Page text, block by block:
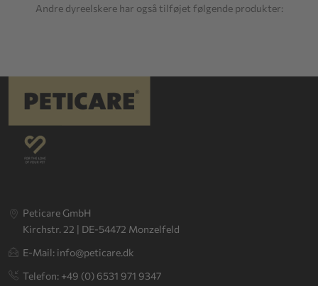
Andre dyreelskere har også tilføjet følgende produkter:
Peticare GmbH
Kirchstr. 22 | DE-54472 Monzelfeld
E-Mail: info@peticare.dk
Telefon: +49 (0) 6531 971 9347